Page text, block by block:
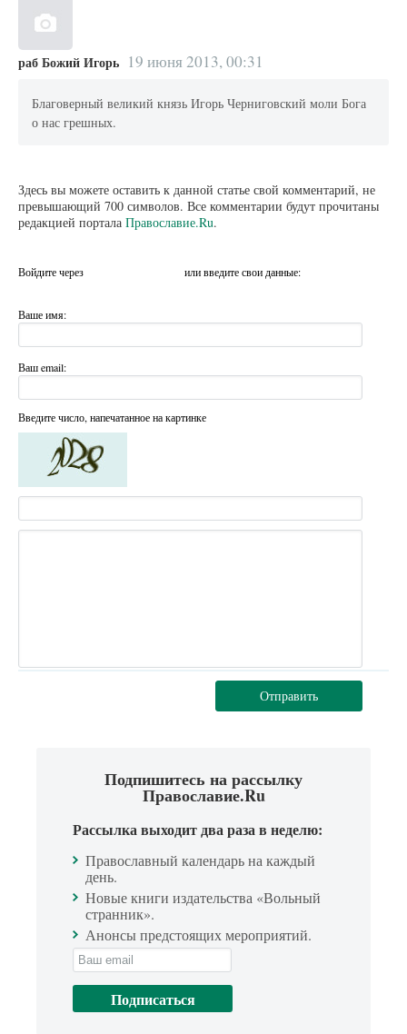
раб Божий Игорь 19 июня 2013, 00:31
Благоверный великий князь Игорь Черниговский моли Бога
о нас грешных.
Здесь вы можете оставить к данной статье свой комментарий, не
превышающий 700 символов. Все комментарии будут прочитаны
редакцией портала Православие.Ru.
Войдите через или введите свои данные:
Ваше имя:
Ваш email:
Введите число, напечатанное на картинке
Отправить
Подпишитесь на рассылку
Православие.Ru
Рассылка выходит два раза в неделю:
Православный календарь на каждый
день.
Новые книги издательства «Вольный
странник».
Анонсы предстоящих мероприятий.